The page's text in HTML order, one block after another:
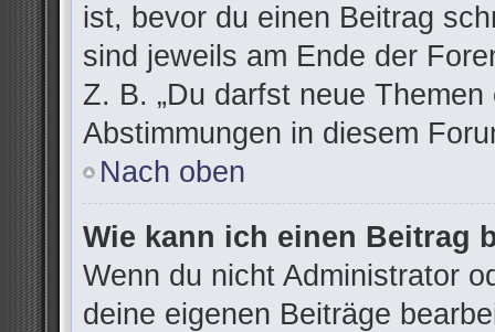
ist, bevor du einen Beitrag
sind jeweils am Ende der
Z. B. „Du darfst neue Themen
Abstimmungen in diesem
Nach oben
Wie kann ich einen Beitrag
Wenn du nicht Administrator
deine eigenen Beiträge